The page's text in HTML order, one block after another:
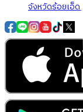
จังหวัดร้อยเอ็ด